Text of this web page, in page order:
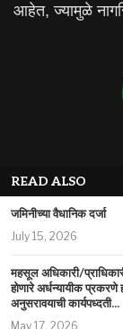
आहेत, ज्यामुळे
RECENT
राज्यातील गरजू
July 31, 2026
महाराष्ट्र इलेक्ट्रिक
July 29, 2026
READ ALSO
जमिनीच्या वैधानिक दर्जा
July 15, 2026
महसूल अधिकारी/
होणारे अर्धन्यायीक प्रकरणे
अनुसरावयाची कार्यपध्दती...
May 17, 2026